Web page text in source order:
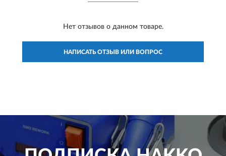
Нет отзывов о данном товаре.
НАПИСАТЬ ОТЗЫВ ИЛИ ВОПРОС